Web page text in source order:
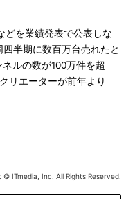
を業績発表で公表しな
半期に数百万台売れたと
ルの数が100万件を超
リエーターが前年より
© ITmedia, Inc. All Rights Reserved.